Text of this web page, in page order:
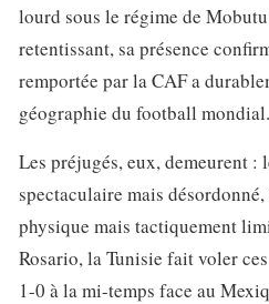
lourd sous le régime de
retentissant, sa présence
remportée par la CAF a
géographie du football mondial.
Les préjugés, eux, demeurent
spectaculaire mais
physique mais tactiquement
Rosario, la Tunisie fait voler
1-0 à la mi-temps face au